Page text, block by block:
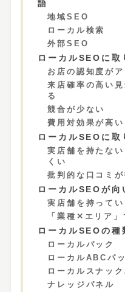
語
地域SEO
ローカル検索
外部SEO
ローカルSEOに取
お店の認知度がア
来店確率の高い
る
競合が少ない
費用対効果が高い
ローカルSEOに取
実店舗を持たな
くい
批判的な口コミ
ローカルSEOが向
実店舗を持ってい
「業種✕エリア」
ローカルSEOの種
ローカルパック
ローカルABCパ
ローカルスナック
ナレッジパネル